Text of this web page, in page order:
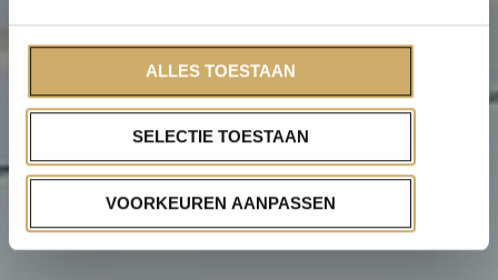
ALLES TOESTAAN
SELECTIE TOESTAAN
VOORKEUREN AANPASSEN